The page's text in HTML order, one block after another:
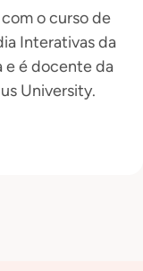
o curso de
Interativas da
e é docente da
University.